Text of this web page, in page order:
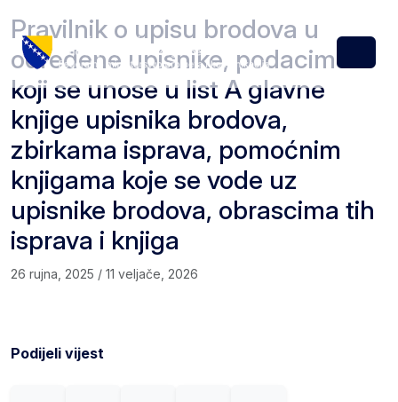
Menu
Pravilnik o upisu brodova u
određene upisnike, podacima
koji se unose u list A glavne
knjige upisnika brodova,
zbirkama isprava, pomoćnim
knjigama koje se vode uz
upisnike brodova, obrascima tih
isprava i knjiga
26 rujna, 2025 / 11 veljače, 2026
Podijeli vijest